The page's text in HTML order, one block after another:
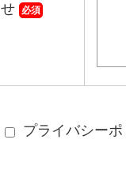
必須
プライバシーポ